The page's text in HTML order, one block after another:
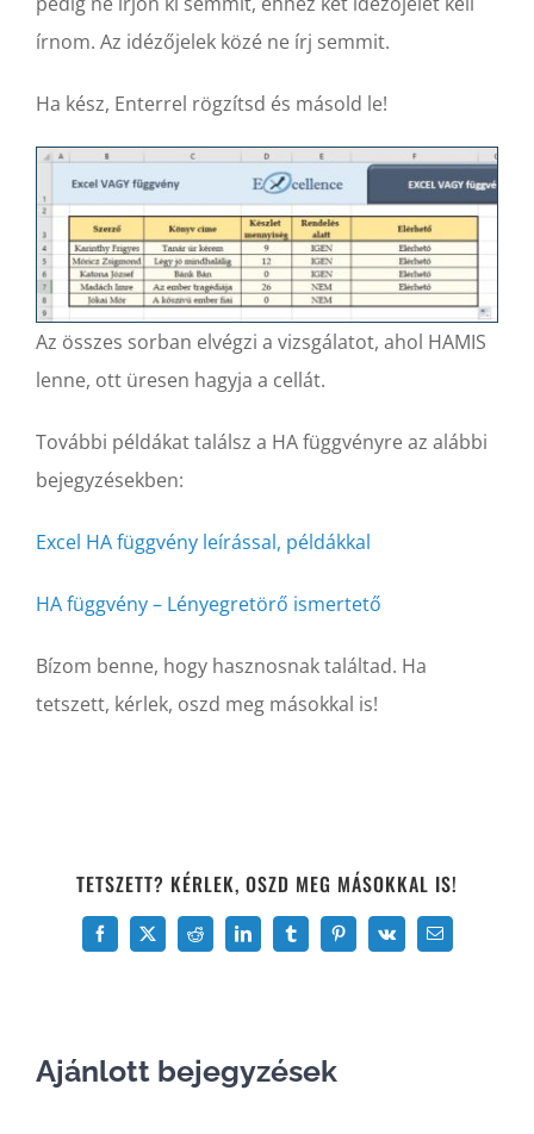
írnom. Az idézőjelek közé ne írj semmit.
Ha kész, Enterrel rögzítsd és másold le!
Az összes sorban elvégzi a vizsgálatot, ahol HAMIS
lenne, ott üresen hagyja a cellát.
További példákat találsz a HA függvényre az alábbi
bejegyzésekben:
Excel HA függvény leírással, példákkal
HA függvény – Lényegretörő ismertető
Bízom benne, hogy hasznosnak találtad. Ha
tetszett, kérlek, oszd meg másokkal is!
TETSZETT? KÉRLEK, OSZD MEG MÁSOKKAL IS!
Facebook
X Reddit LinkedInTumblrPinterest
Vk Email:
Ajánlott bejegyzések